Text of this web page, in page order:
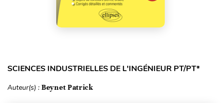
SCIENCES INDUSTRIELLES DE L'INGÉNIEUR PT/PT*
Auteur(s) : Beynet Patrick